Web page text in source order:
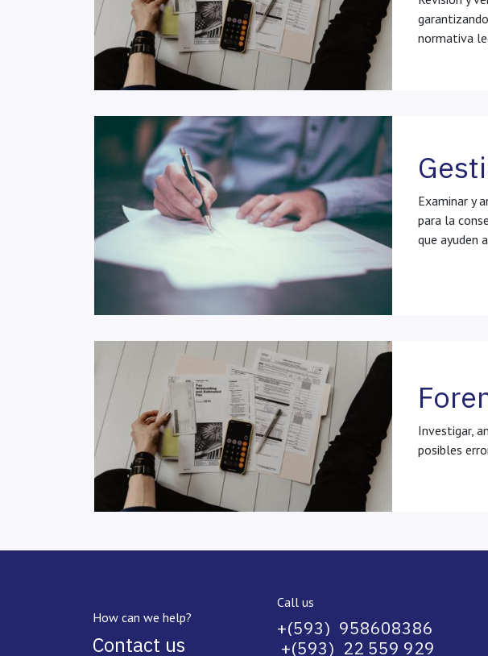
normativa
Examinar y
para la
que ayuden
Investigar,
posibles
How can we help?
Contact us
Call us
+(593) 958608386
+(593) 22 559 929